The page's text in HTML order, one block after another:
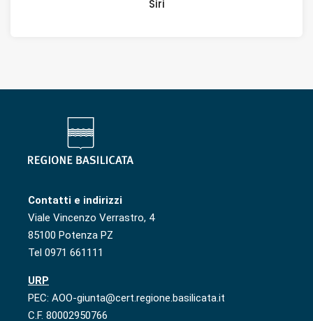
Siri
Contatti e indirizzi
Viale Vincenzo Verrastro, 4
85100 Potenza PZ
Tel 0971 661111
URP
PEC: AOO-giunta@cert.regione.basilicata.it
C.F. 80002950766